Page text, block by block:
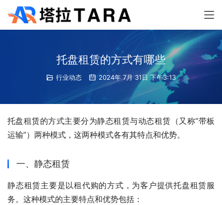
托盘租赁的方式有哪些
行业动态 2024年 7月 31日 下午3:13
托盘租赁的方式主要分为静态租赁与动态租赁（又称“带板
运输”）两种模式，这两种模式各有其特点和优势。
一、静态租赁
静态租赁主要是以租代购的方式，为客户提供托盘租赁服
务。这种模式的主要特点和优势包括：